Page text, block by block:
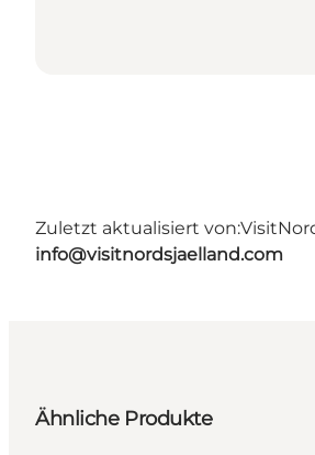
Zuletzt aktualisiert von:
info@visitnordsjaelland.com
Ähnliche Produkte